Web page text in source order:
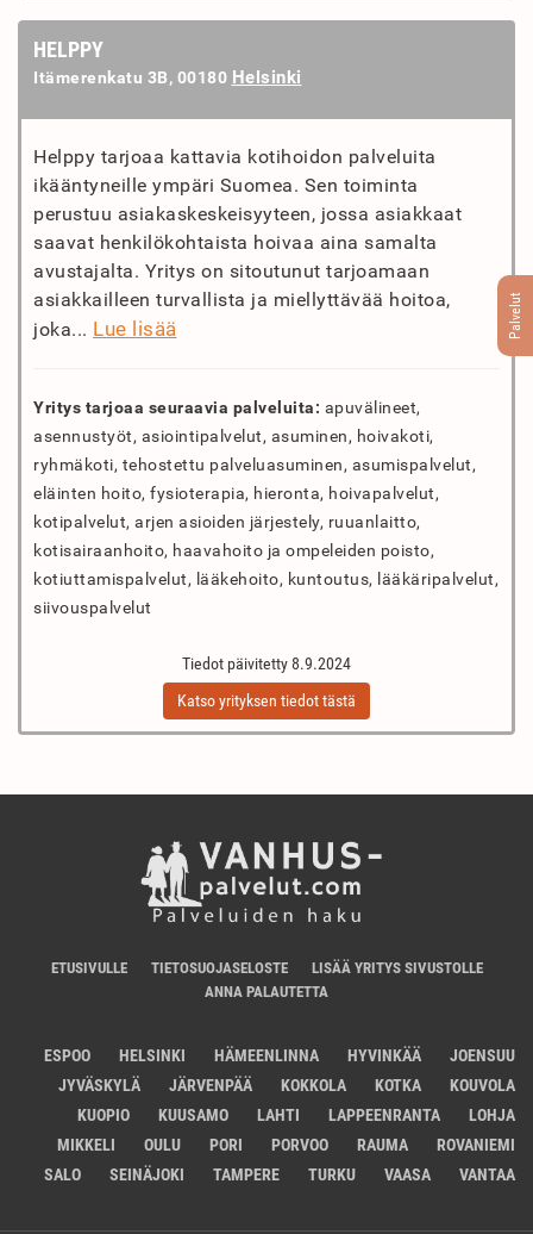
Palvelut
HELPPY
Itämerenkatu 3B, 00180 Helsinki
Helppy tarjoaa kattavia kotihoidon palveluita
ikääntyneille ympäri Suomea. Sen toiminta
perustuu asiakaskeskeisyyteen, jossa asiakkaat
saavat henkilökohtaista hoivaa aina samalta
avustajalta. Yritys on sitoutunut tarjoamaan
asiakkailleen turvallista ja miellyttävää hoitoa,
joka... Lue lisää
Yritys tarjoaa seuraavia palveluita: apuvälineet,
asennustyöt, asiointipalvelut, asuminen, hoivakoti,
ryhmäkoti, tehostettu palveluasuminen, asumispalvelut,
eläinten hoito, fysioterapia, hieronta, hoivapalvelut,
kotipalvelut, arjen asioiden järjestely, ruuanlaitto,
kotisairaanhoito, haavahoito ja ompeleiden poisto,
kotiuttamispalvelut, lääkehoito, kuntoutus, lääkäripalvelut,
siivouspalvelut
Tiedot päivitetty 8.9.2024
Katso yrityksen tiedot tästä
ETUSIVULLE TIETOSUOJASELOSTE
LISÄÄ YRITYS SIVUSTOLLE
ANNA PALAUTETTA
ESPOO HELSINKI HÄMEENLINNA HYVINKÄÄ
JOENSUU
JYVÄSKYLÄ
JÄRVENPÄÄ KOKKOLA KOTKA
KOUVOLA
KUOPIO
KUUSAMO LAHTI LAPPEENRANTA
LOHJA
MIKKELI
OULU PORI PORVOO RAUMA
ROVANIEMI
SALO
SEINÄJOKI TAMPERE TURKU VAASA VANTAA